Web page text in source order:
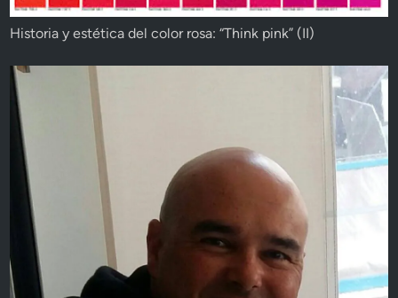
Historia y estética del color rosa: “Think pink” (II)